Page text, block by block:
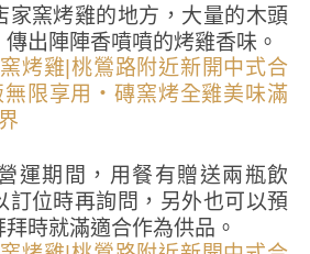
家窯烤雞的地方，大量的木頭
出陣陣香噴噴的烤雞香味。
運期間，用餐有贈送兩瓶飲
訂位時再詢問，另外也可以預
時就滿適合作為供品。